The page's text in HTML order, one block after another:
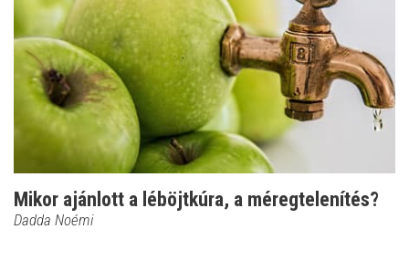
Mikor ajánlott a léböjtkúra, a méregtelenítés?
Dadda Noémi